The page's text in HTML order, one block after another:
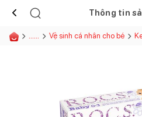
Thông tin
...... Vệ sinh cá nhân cho bé